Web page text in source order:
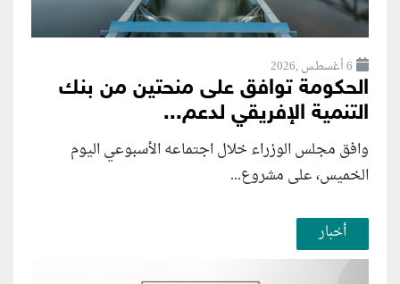
6 أغسطس ,2026
الحكومة توافق على منحتين من بنك
التنمية الإفريقي لدعم...
وافق مجلس الوزراء خلال اجتماعه الأسبوعي اليوم
الخميس، على مشروع...
أخبار